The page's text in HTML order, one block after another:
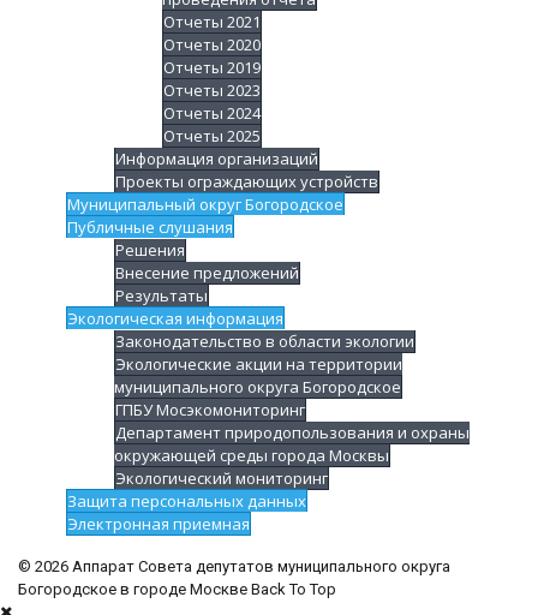
Отчеты 2021
Отчеты 2020
Отчеты 2019
Отчеты 2023
Отчеты 2024
Отчеты 2025
Информация организаций
Проекты ограждающих устройств
Муниципальный округ Богородское
Публичные слушания
Решения
Внесение предложений
Результаты
Экологическая информация
Законодательство в области экологии
Экологические акции на территории
муниципального округа Богородское
ГПБУ Мосэкомониторинг
Департамент природопользования и охраны
окружающей среды города Москвы
Экологический мониторинг
Защита персональных данных
Электронная приемная
© 2026 Аппарат Совета депутатов муниципального округа
Богородское в городе Москве Back To Top